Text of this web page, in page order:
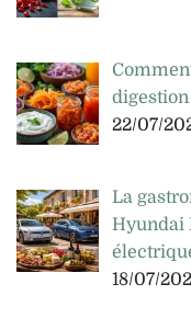
digestion
22/07/
La
Hyundai
18/07/